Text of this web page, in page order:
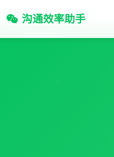
沟通效率助手